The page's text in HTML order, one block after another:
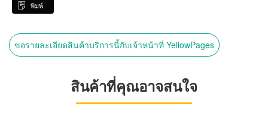
พิมพ์
ขอรายละเอียดสินค้าบริการนี้กับเจ้าหน้าที่ YellowPages
สินค้าที่คุณอาจสนใจ